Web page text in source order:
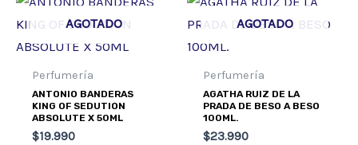
AGOTADO
Perfumería
ANTONIO BANDERAS
KING OF SEDUTION
ABSOLUTE X 50ML
$19.990
AGOTADO
Perfumería
AGATHA RUIZ DE LA
PRADA DE BESO A BESO
100ML.
$23.990